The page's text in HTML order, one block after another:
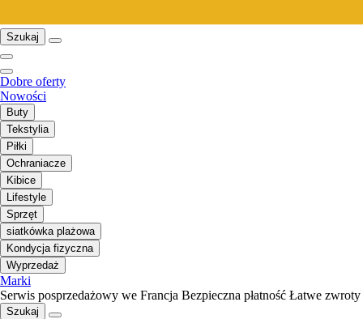
Szukaj
Dobre oferty
Nowości
Buty
Tekstylia
Piłki
Ochraniacze
Kibice
Lifestyle
Sprzęt
siatkówka plażowa
Kondycja fizyczna
Wyprzedaż
Marki
Serwis posprzedażowy we Francja Bezpieczna płatność Łatwe zwroty
Szukaj